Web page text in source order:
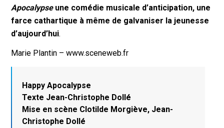
Apocalypseune comédie musicale d’anticipation, une
farce cathartique à même de galvaniser la jeunesse
d’aujourd’hui.
Marie Plantin – www.sceneweb.fr
Happy Apocalypse
Texte Jean-Christophe Dollé
Mise en scène Clotilde Morgiève, Jean-
Christophe Dollé